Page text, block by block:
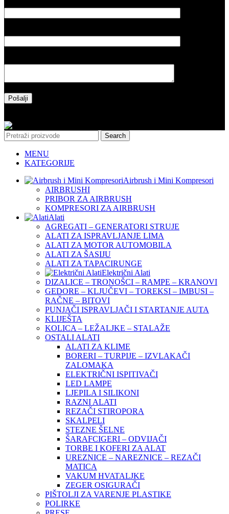
Search
MENU
KATEGORIJE
Airbrush i Mini Kompresori
AIRBRUSHI
PRIBOR ZA AIRBRUSH
KOMPRESORI ZA AIRBRUSH
Alati
AGREGATI – GENERATORI STRUJE
ALATI ZA ISPRAVLJANJE LIMA
ALATI ZA MOTOR AUTOMOBILA
ALATI ZA ŠASIJU
ALATI ZA TAPACIRUNGE
Električni Alati
DIZALICE – TRONOŠCI – RAMPE – KRANOVI
GEDORE – KLJUČEVI – TOREKSI – IMBUSI –
RAČNE – BITOVI
PUNJAČI ISPRAVLJAČI I STARTANJE AUTA
KLIJEŠTA
KOLICA – LEŽALJKE – STALAŽE
OSTALI ALATI
ALATI ZA KLIME
BORERI – TURPIJE – IZVLAKAČI
ZALOMAKA
ELEKTRIČNI ISPITIVAČI
LED LAMPE
LJEPILA I SILIKONI
RAZNI ALATI
REZAČI STIROPORA
SKALPELI
STEZNE ŠELNE
ŠARAFCIGERI – ODVIJAČI
TORBE I KOFERI ZA ALAT
UREZNICE – NAREZNICE – REZAČI
MATICA
VAKUM HVATALJKE
ZEGER OSIGURAČI
PIŠTOLJI ZA VARENJE PLASTIKE
POLIRKE